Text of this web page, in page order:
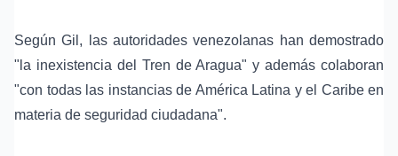
Según Gil, las autoridades venezolanas han demostrado
"la inexistencia del Tren de Aragua" y además colaboran
"con todas las instancias de América Latina y el Caribe en
materia de seguridad ciudadana".